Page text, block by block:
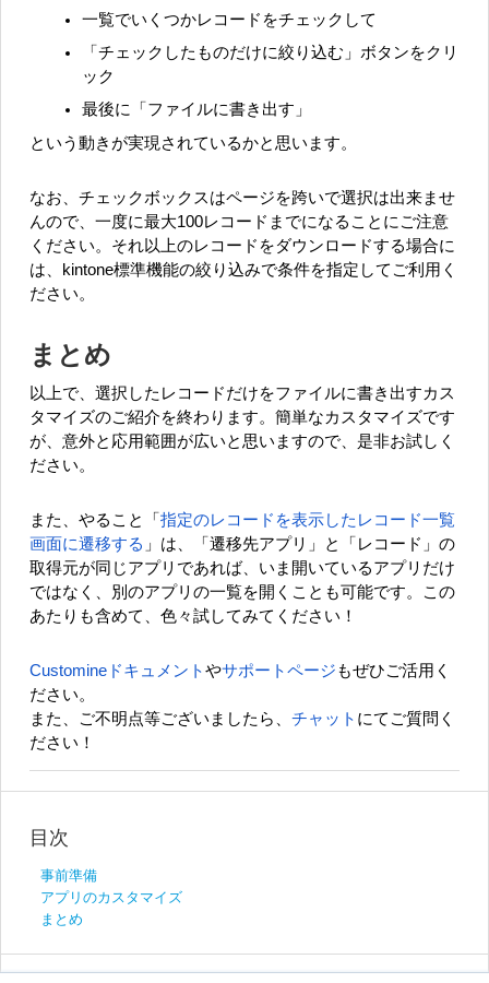
一覧でいくつかレコードをチェックして
「チェックしたものだけに絞り込む」ボタンをクリ
ック
最後に「ファイルに書き出す」
という動きが実現されているかと思います。
なお、チェックボックスはページを跨いで選択は出来ませ
んので、一度に最大100レコードまでになることにご注意
ください。それ以上のレコードをダウンロードする場合に
は、kintone標準機能の絞り込みで条件を指定してご利用く
ださい。
まとめ
以上で、選択したレコードだけをファイルに書き出すカス
タマイズのご紹介を終わります。簡単なカスタマイズです
が、意外と応用範囲が広いと思いますので、是非お試しく
ださい。
また、やること「 指定のレコードを表示したレコード一覧
画面に遷移する 」は、「遷移先アプリ」と「レコード」の
取得元が同じアプリであれば、いま開いているアプリだけ
ではなく、別のアプリの一覧を開くことも可能です。この
あたりも含めて、色々試してみてください！
Customineドキュメントやサポートページもぜひご活用く
ださい。
また、ご不明点等ございましたら、 チャット にてご質問く
ださい！
目次
事前準備
アプリのカスタマイズ
まとめ